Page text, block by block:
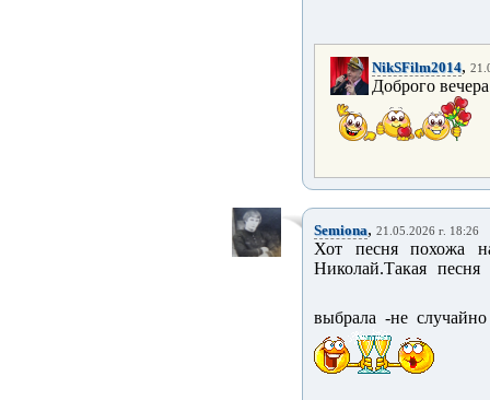
NikSFilm2014,
Доброго
Semiona, 21.05.2026 г. 18:26
Хот песня похожа
Николай.Такая
выбрала -не